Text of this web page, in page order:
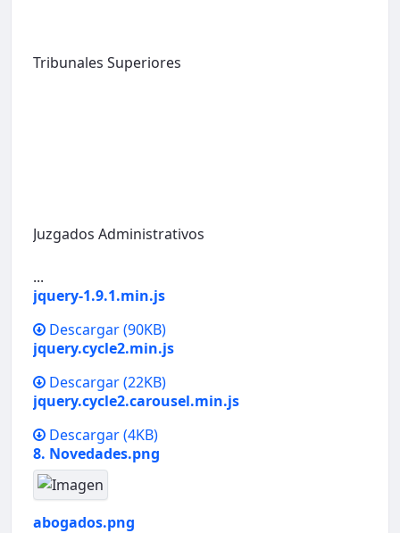
Tribunales Superiores
Juzgados Administrativos
...
jquery-1.9.1.min.js
Descargar(90KB)
jquery.cycle2.min.js
Descargar(22KB)
jquery.cycle2.carousel.min.js
Descargar(4KB)
8. Novedades.png
abogados.png